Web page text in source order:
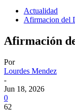
Actualidad
Afirmacion del
Afirmación
Por
Lourdes Mendez
-
Jun 18, 2026
0
62